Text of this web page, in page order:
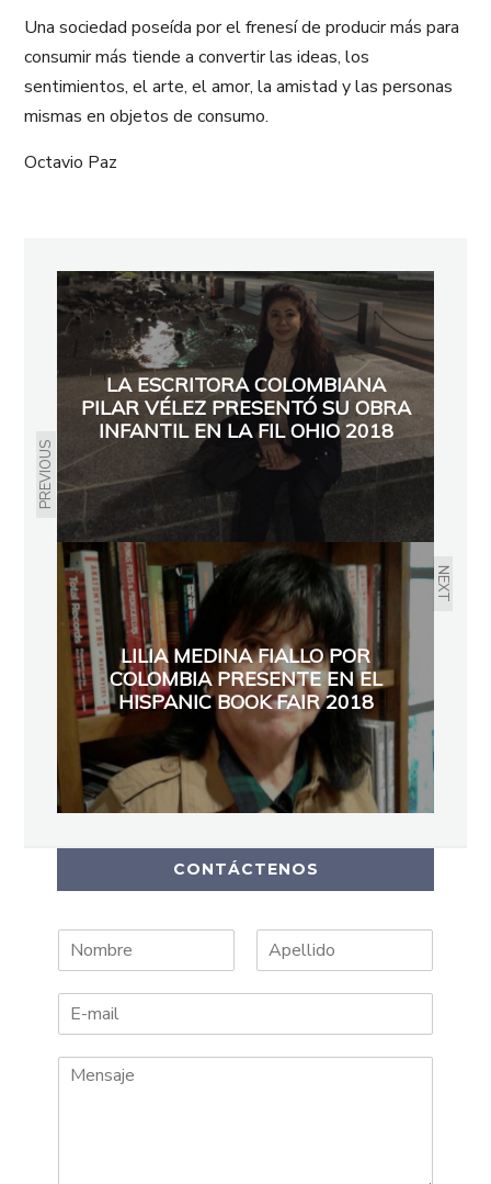
Una sociedad poseída por el frenesí de producir más para
consumir más tiende a convertir las ideas, los
sentimientos, el arte, el amor, la amistad y las personas
mismas en objetos de consumo.
Octavio Paz
PREVIOUS
LA ESCRITORA COLOMBIANA
PILAR VÉLEZ PRESENTÓ SU OBRA
INFANTIL EN LA FIL OHIO 2018
NEXT
LILIA MEDINA FIALLO POR
COLOMBIA PRESENTE EN EL
HISPANIC BOOK FAIR 2018
CONTÁCTENOS
o
b
p
l